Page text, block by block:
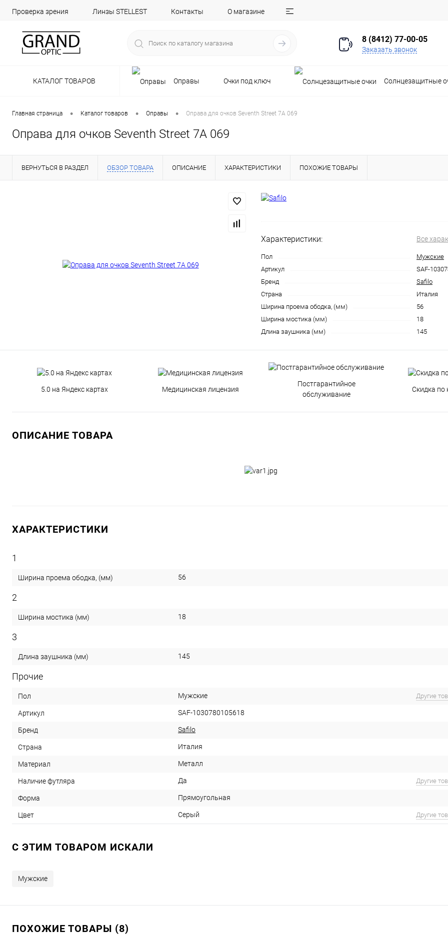
Проверка зрения Линзы STELLEST Контакты О магазине
8 (8412) 77-00-05
Заказать звонок
КАТАЛОГ ТОВАРОВ Оправы Очки под ключ Солнцезащитные
Главная страница • Каталог товаров • Оправы • Оправа для очков Seventh Street 7A 069
Оправа для очков Seventh Street 7A 069
ВЕРНУТЬСЯ В РАЗДЕЛ ОБЗОР ТОВАРА ОПИСАНИЕ ХАРАКТЕРИСТИКИ ПОХОЖИЕ ТОВАРЫ
Характеристики: Все
Пол
Мужские
Артикул
SAF-
Бренд
Safilo
Страна
Италия
Ширина проема ободка, (мм)
56
Ширина мостика (мм)
18
Длина заушника (мм)
145
5.0 на Яндекс картах Медицинская лицензия
Постгарантийное
обслуживание
Скидка по
ОПИСАНИЕ ТОВАРА
ХАРАКТЕРИСТИКИ
1
Ширина проема ободка, (мм) 56
2
Ширина мостика (мм) 18
3
Длина заушника (мм) 145
Прочие
Пол Мужские Другие
Артикул SAF-1030780105618
Бренд Safilo
Страна Италия
Материал Металл
Наличие футляра Да Другие
Форма Прямоугольная
Цвет Серый Другие
C ЭТИМ ТОВАРОМ ИСКАЛИ
Мужские
ПОХОЖИЕ ТОВАРЫ (8)